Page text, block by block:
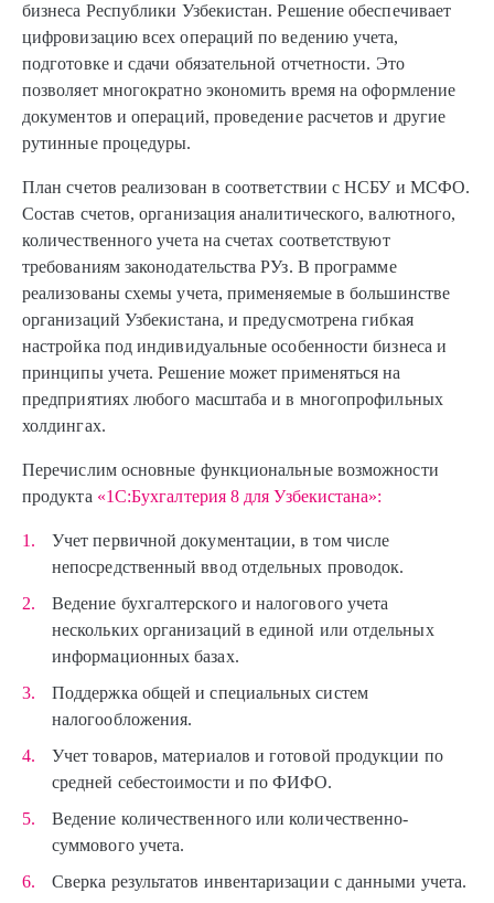
бизнеса Республики Узбекистан. Решение обеспечивает
цифровизацию всех операций по ведению учета,
подготовке и сдачи обязательной отчетности. Это
позволяет многократно экономить время на оформление
документов и операций, проведение расчетов и другие
рутинные процедуры.
План счетов реализован в соответствии с НСБУ и МСФО.
Состав счетов, организация аналитического, валютного,
количественного учета на счетах соответствуют
требованиям законодательства РУз. В программе
реализованы схемы учета, применяемые в большинстве
организаций Узбекистана, и предусмотрена гибкая
настройка под индивидуальные особенности бизнеса и
принципы учета. Решение может применяться на
предприятиях любого масштаба и в многопрофильных
холдингах.
Перечислим основные функциональные возможности
продукта «1С:Бухгалтерия 8 для Узбекистана»:
Учет первичной документации, в том числе
непосредственный ввод отдельных проводок.
Ведение бухгалтерского и налогового учета
нескольких организаций в единой или отдельных
информационных базах.
Поддержка общей и специальных систем
налогообложения.
Учет товаров, материалов и готовой продукции по
средней себестоимости и по ФИФО.
Ведение количественного или количественно-
суммового учета.
Сверка результатов инвентаризации с данными учета.